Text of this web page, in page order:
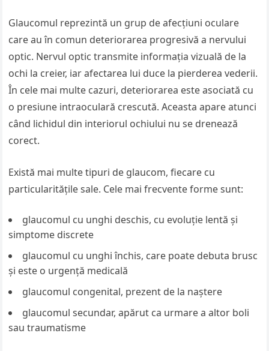
Glaucomul reprezintă un grup de afecțiuni oculare
care au în comun deteriorarea progresivă a nervului
optic. Nervul optic transmite informația vizuală de la
ochi la creier, iar afectarea lui duce la pierderea vederii.
În cele mai multe cazuri, deteriorarea este asociată cu
o presiune intraoculară crescută. Aceasta apare atunci
când lichidul din interiorul ochiului nu se drenează
corect.
Există mai multe tipuri de glaucom, fiecare cu
particularitățile sale. Cele mai frecvente forme sunt:
glaucomul cu unghi deschis, cu evoluție lentă și
simptome discrete
glaucomul cu unghi închis, care poate debuta brusc
și este o urgență medicală
glaucomul congenital, prezent de la naștere
glaucomul secundar, apărut ca urmare a altor boli
sau traumatisme